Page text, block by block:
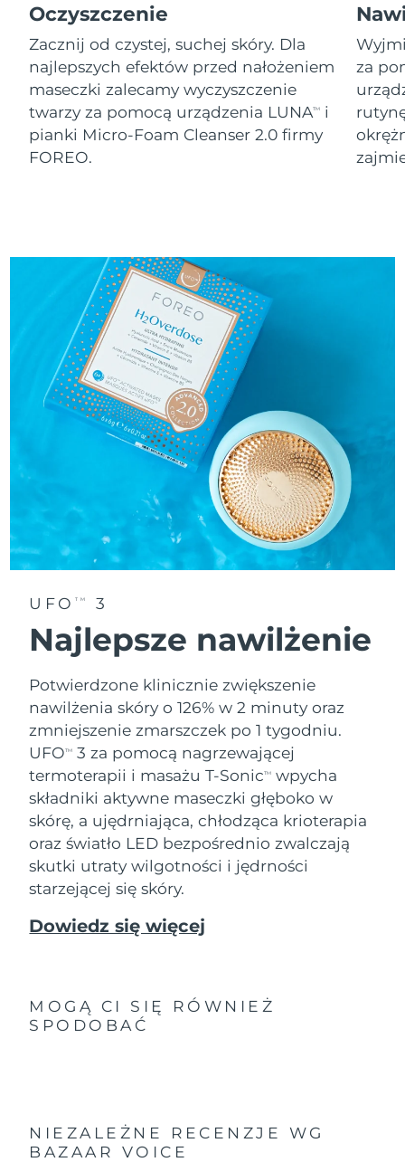
Oczyszczenie
Zacznij od czystej, suchej skóry. Dla
najlepszych efektów przed nałożeniem
maseczki zalecamy wyczyszczenie
twarzy za pomocą urządzenia LUNATM
i
pianki Micro-Foam Cleanser 2.0 firmy
FOREO.
za
UFO TM 3
Najlepsze nawilżenie
Potwierdzone klinicznie zwiększenie
nawilżenia skóry o 126% w 2 minuty oraz
zmniejszenie zmarszczek po 1 tygodniu.
UFOTM
3 za pomocą nagrzewającej
termoterapii i masażu T-SonicTM
wpycha
składniki aktywne maseczki głęboko w
skórę, a ujędrniająca, chłodząca krioterapia
oraz światło LED bezpośrednio zwalczają
skutki utraty wilgotności i jędrności
starzejącej się skóry.
Dowiedz się więcej
MOGĄ CI SIĘ RÓWNIEŻ
SPODOBAĆ
NIEZALEŻNE RECENZJE
WG
BAZAAR VOICE
Słowenia
Oczekiwany czas dostawy
8/8/26
Republika
Południowej Afryki
Oczekiwany czas dostawy
8/16/26
Korea Południowa
Oczekiwany czas dostawy
8/10/26
Szwajcaria
Oczekiwany czas dostawy
Tajwan
Oczekiwany czas dostawy
Oczekiwany czas dostawy
8/12/26
Oczekiwany czas dostawy
8/9/26
Zjednoczone Emiraty
Arabskie
Oczekiwany czas dostawy
Wielka Brytania
Stany Zjednoczone
Oczekiwany czas dostawy
Uzbekistan
Oczekiwany czas dostawy
Wietnam
Oczekiwany czas dostawy
8/14/26